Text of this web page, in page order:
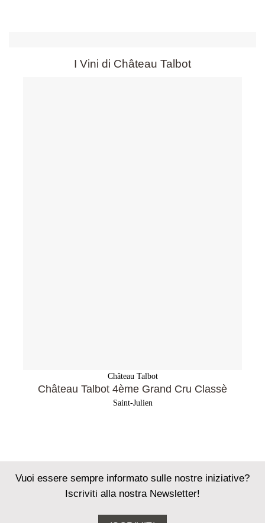
I Vini di Château Talbot
Château Talbot
Château Talbot 4ème Grand Cru Classè
Saint-Julien
Vuoi essere sempre informato sulle nostre iniziative?
Iscriviti alla nostra Newsletter!